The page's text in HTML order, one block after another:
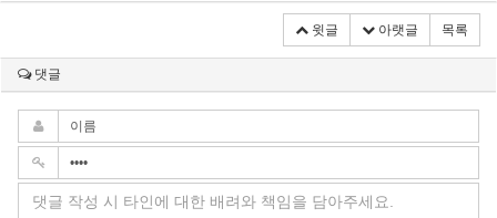
윗글 아랫글 목록
댓글